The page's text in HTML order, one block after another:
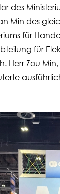
des
Min des
für
für
Herr Zou